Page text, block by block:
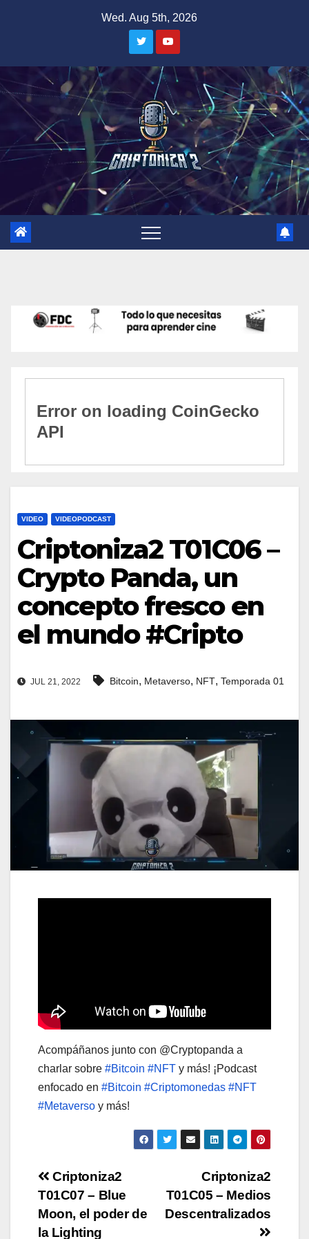
Wed. Aug 5th, 2026
VIDEO VIDEOPODCAST
Criptoniza2 T01C06 –
Crypto Panda, un
concepto fresco en
el mundo #Cripto
JUL 21, 2022 Bitcoin, Metaverso, NFT, Temporada 01
Acompáñanos junto con @Cryptopanda a
charlar sobre #Bitcoin #NFT y más! ¡Podcast
enfocado en #Bitcoin #Criptomonedas #NFT
#Metaverso y más!
Post
navigation
Criptoniza2
T01C05 – Medios
Descentralizados
Criptoniza2
T01C07 – Blue
Moon, el poder de
la Lighting